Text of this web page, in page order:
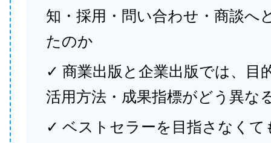
知・採用・問い合わせ・商談へ
たのか
✓ 商業出版と企業出版では、目
活用方法・成果指標がどう異な
✓ ベストセラーを目指さなくて